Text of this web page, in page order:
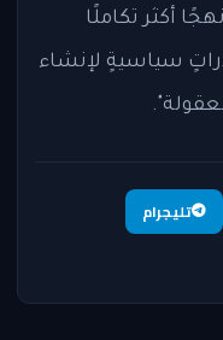
أكثر تكاملًا
سياسيةٍ لإنشاء
تليجرام